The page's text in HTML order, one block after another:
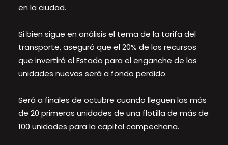
en la ciudad.
Si bien sigue en análisis el tema de la tarifa del
transporte, aseguró que el 20% de los recursos
que invertirá el Estado para el enganche de las
unidades nuevas será a fondo perdido.
Será a finales de octubre cuando lleguen las más
de 20 primeras unidades de una flotilla de más de
100 unidades para la capital campechana.